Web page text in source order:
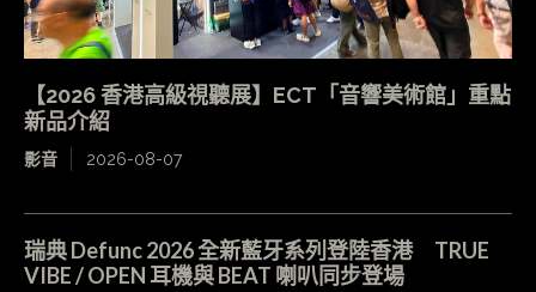
【2026 香港高級視聽展】ECT「音響美術館」重點
新品介紹
影音 2026-08-07
瑞典 Defunc 2026 全新藍牙系列登陸香港 TRUE
VIBE / OPEN 耳機與 BEAT 喇叭同步登場